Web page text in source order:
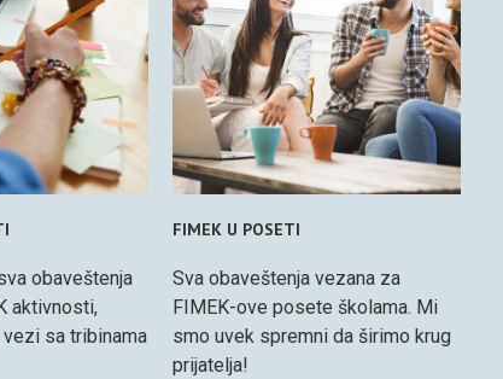
obaveštenja
aktivnosti,
sa tribinama
FIMEK U POSETI
Sva obaveštenja vezana za
FIMEK-ove posete školama. Mi
smo uvek spremni da širimo krug
prijatelja!